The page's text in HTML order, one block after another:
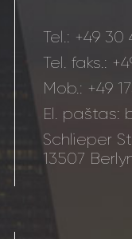
Tel.: +49 30
Tel. faks.:
Mob.: +49
El. paštas:
Schlieper
13507